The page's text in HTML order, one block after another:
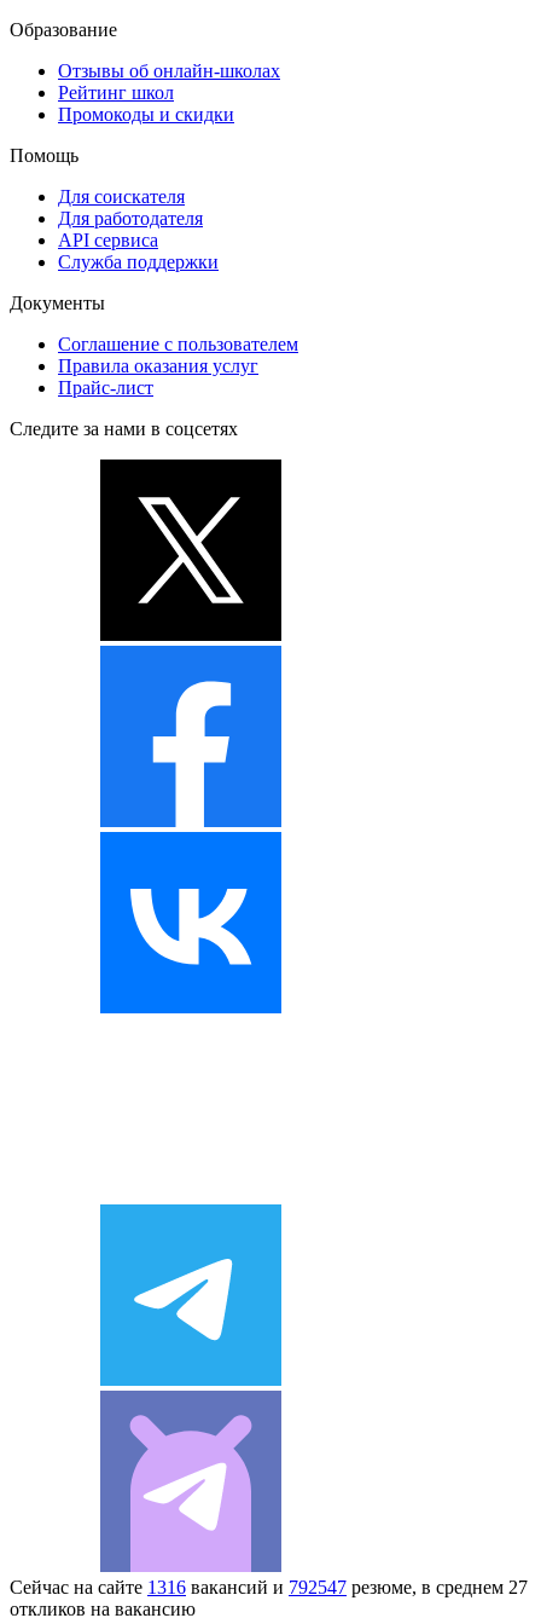
Образование
Отзывы об онлайн-школах
Рейтинг школ
Промокоды и скидки
Помощь
Для соискателя
Для работодателя
API сервиса
Служба поддержки
Документы
Соглашение с пользователем
Правила оказания услуг
Прайс-лист
Следите за нами в соцсетях
Сейчас на сайте 1316 вакансий и 792547 резюме, в среднем 27
откликов на вакансию